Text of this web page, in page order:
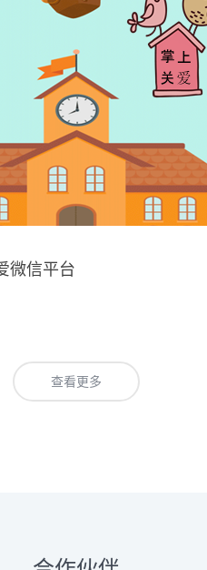
微信平台
查看更多